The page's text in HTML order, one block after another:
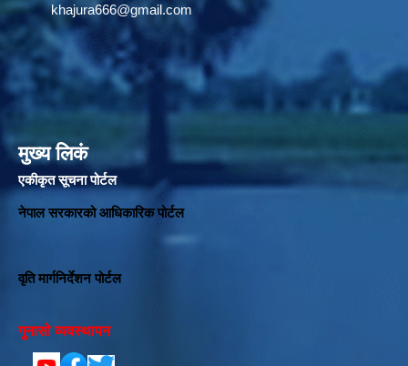
khajura666@gmail.com
मुख्य लिकं
एकीकृत सूचना पोर्टल
नेपाल सरकारको आधिकारिक पोर्टल
वृति मार्गनिर्देशन पोर्टल
गुनासो व्यवस्थापन